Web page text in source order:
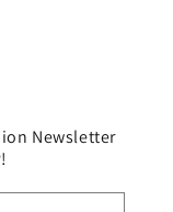
Newsletter